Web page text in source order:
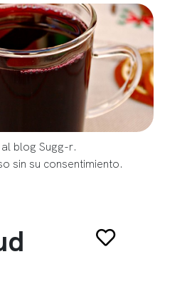
blog Sugg-r.
sin su consentimiento.